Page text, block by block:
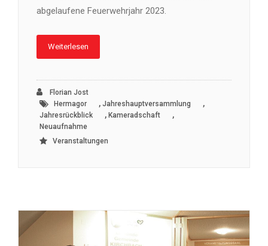
abgelaufene Feuerwehrjahr 2023.
Weiterlesen
Florian Jost
Hermagor
, Jahreshauptversammlung ,
Jahresrückblick , Kameradschaft ,
Neuaufnahme
Veranstaltungen